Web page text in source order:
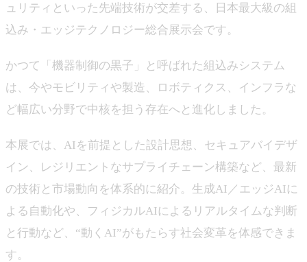
ュリティといった先端技術が交差する、日本最大級の組
込み・エッジテクノロジー総合展示会です。
かつて「機器制御の黒子」と呼ばれた組込みシステム
は、今やモビリティや製造、ロボティクス、インフラな
ど幅広い分野で中核を担う存在へと進化しました。
本展では、AIを前提とした設計思想、セキュアバイデザ
イン、レジリエントなサプライチェーン構築など、最新
の技術と市場動向を体系的に紹介。生成AI／エッジAIに
よる自動化や、フィジカルAIによるリアルタイムな判断
と行動など、“動くAI”がもたらす社会変革を体感できま
す。